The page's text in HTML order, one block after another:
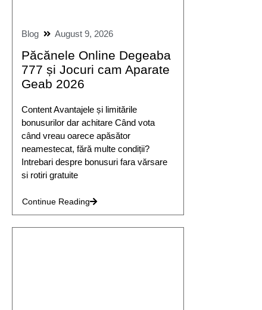
Blog August 9, 2026
Păcănele Online Degeaba
777 și Jocuri cam Aparate
Geab 2026
Content Avantajele și limitările
bonusurilor dar achitare Când vota
când vreau oarece apăsător
neamestecat, fără multe condiții?
Intrebari despre bonusuri fara vărsare
si rotiri gratuite
Continue Reading